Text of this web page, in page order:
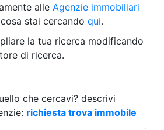
alle Agenzie immobiliari
stai cercando qui.
la tua ricerca modificando
di ricerca.
che cercavi? descrivi
richiesta trova immobile